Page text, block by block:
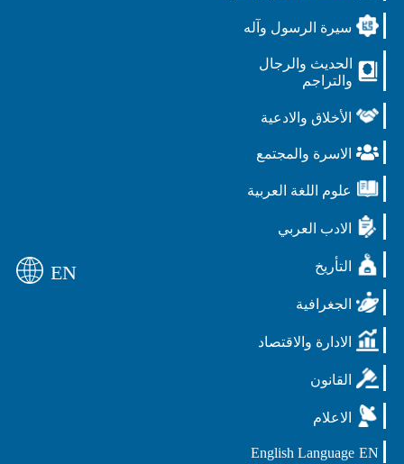
سيرة الرسول وآله
الحديث والرجال
والتراجم
الأخلاق والادعية
الاسرة والمجتمع
علوم اللغة العربية
الادب العربي
التأريخ
الجغرافية
الادارة والاقتصاد
القانون
الاعلام
EN
English Language
EN